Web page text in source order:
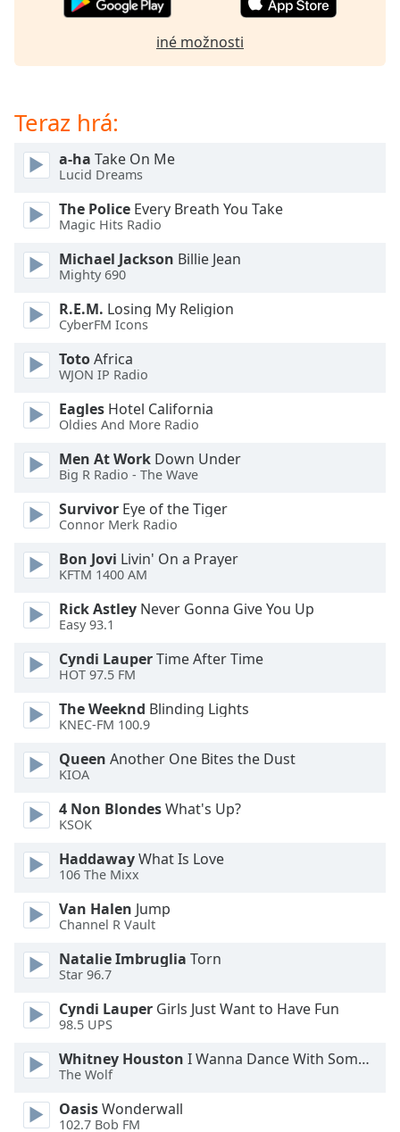
Escape
window.
Text
Text
Background
Area
Background
Color
Opacity
Font
Size
Text
Style
Done
Close
Dialog
End
dialog
window.
iné možnosti
Teraz hrá:
a-ha Take On Me
Lucid Dreams
The Police Every Breath You Take
Magic Hits Radio
Michael Jackson Billie Jean
Mighty 690
R.E.M. Losing My Religion
CyberFM Icons
TotoAfrica
WJON IP Radio
Eagles Hotel California
Oldies And More Radio
Men At Work Down Under
Big R Radio - The Wave
Survivor Eye of the Tiger
Connor Merk Radio
Bon Jovi Livin' On a Prayer
KFTM 1400 AM
Rick Astley Never Gonna Give You Up
Easy 93.1
Cyndi LauperTime After Time
HOT 97.5 FM
The Weeknd Blinding Lights
KNEC-FM 100.9
Queen Another One Bites the Dust
KIOA
4 Non BlondesWhat's Up?
KSOK
HaddawayWhat Is Love
106 The Mixx
Van Halen Jump
Channel R Vault
Natalie Imbruglia Torn
Star 96.7
Cyndi Lauper Girls Just Want to Have Fun
98.5 UPS
Whitney Houston I Wanna Dance With Somebody
The Wolf
OasisWonderwall
102.7 Bob FM